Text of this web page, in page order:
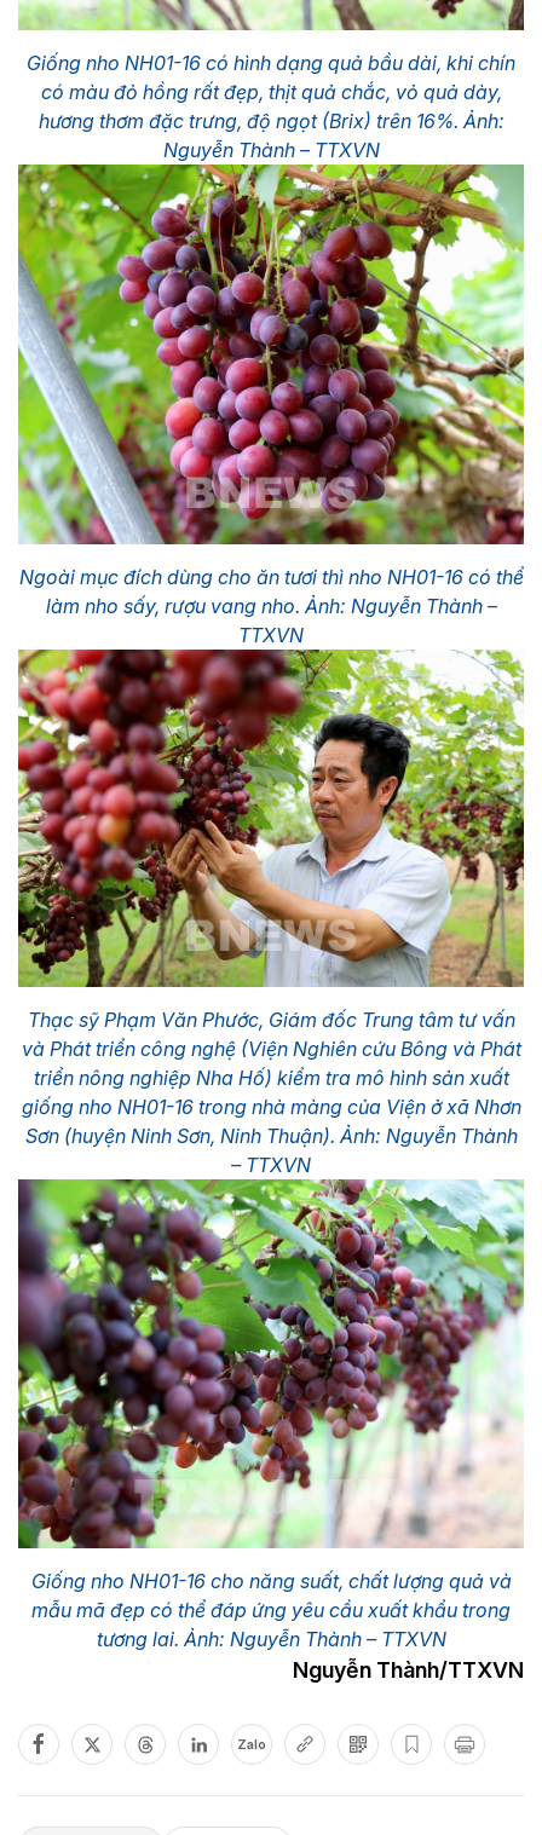
Giống nho NH01-16 có hình dạng quả bầu dài, khi chín
có màu đỏ hồng rất đẹp, thịt quả chắc, vỏ quả dày,
hương thơm đặc trưng, độ ngọt (Brix) trên 16%. Ảnh:
Nguyễn Thành – TTXVN
Ngoài mục đích dùng cho ăn tươi thì nho NH01-16 có thể
làm nho sấy, rượu vang nho. Ảnh: Nguyễn Thành –
TTXVN
Thạc sỹ Phạm Văn Phước, Giám đốc Trung tâm tư vấn
và Phát triển công nghệ (Viện Nghiên cứu Bông và Phát
triển nông nghiệp Nha Hố) kiểm tra mô hình sản xuất
giống nho NH01-16 trong nhà màng của Viện ở xã Nhơn
Sơn (huyện Ninh Sơn, Ninh Thuận). Ảnh: Nguyễn Thành
– TTXVN
Giống nho NH01-16 cho năng suất, chất lượng quả và
mẫu mã đẹp có thể đáp ứng yêu cầu xuất khẩu trong
tương lai. Ảnh: Nguyễn Thành – TTXVN
Nguyễn Thành/TTXVN
Zalo